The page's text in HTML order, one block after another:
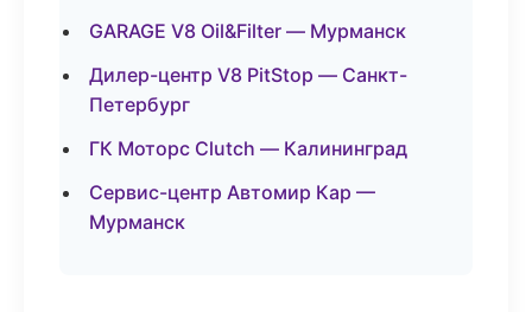
GARAGE V8 Oil&Filter — Мурманск
Дилер-центр V8 PitStop — Санкт-
Петербург
ГК Моторс Clutch — Калининград
Сервис-центр Автомир Кар —
Мурманск